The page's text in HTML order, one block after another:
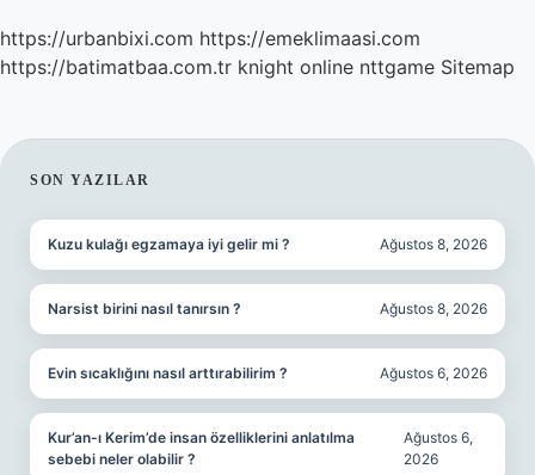
https://urbanbixi.com https://emeklimaasi.com
https://batimatbaa.com.tr knight online nttgame Sitemap
SIDEBAR
SON YAZILAR
Kuzu kulağı egzamaya iyi gelir mi ? Ağustos 8, 2026
Narsist birini nasıl tanırsın ? Ağustos 8, 2026
Evin sıcaklığını nasıl arttırabilirim ? Ağustos 6, 2026
Kur’an-ı Kerim’de insan özelliklerini anlatılma
sebebi neler olabilir ?
Ağustos 6,
2026